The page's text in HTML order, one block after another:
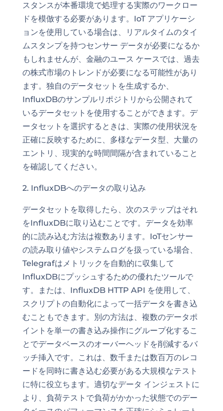
スタンスが本番環境で処理する実際のワークロー
ドを模倣する必要があります。IoT アプリケーシ
ョンを使用している場合は、リアルタイムのタイ
ムスタンプを持つセンサー データが必要になるか
もしれませんが、金融のユース ケースでは、過去
の株式市場のトレンドが必要になる可能性があり
ます。独自のデータセットを生成するか、
InfluxDBのサンプルリポジトリから公開されて
いるデータセットを使用することができます。デ
ータセットを選択するときは、実際の使用状況を
正確に反映するために、多様なデータ型、大量の
エントリ、現実的な時間間隔が含まれていること
を確認してください。
2. InfluxDBへのデータの取り込み
データセットを取得したら、次のステップはそれ
をInfluxDBに取り込むことです。データを効率
的に読み込む方法は複数あります。IoTセンサー
の読み取り値やシステムログを扱っている場合、
Telegrafはメトリックを自動的に収集して
InfluxDBにプッシュするための優れたツールで
す。または、InfluxDB HTTP API を使用して、
スクリプトの自動化によって一括データを書き込
むこともできます。別の方法は、複数のデータポ
イントを単一の書き込み操作にグループ化するこ
とでデータベースのオーバーヘッドを削減するバ
ッチ挿入です。これは、数千または数百万のレコ
ードを同時に書き込む必要がある大規模なテスト
に特に役立ちます。適切なデータ インジェストに
より、負荷テストで負荷がかかった状態でのデー